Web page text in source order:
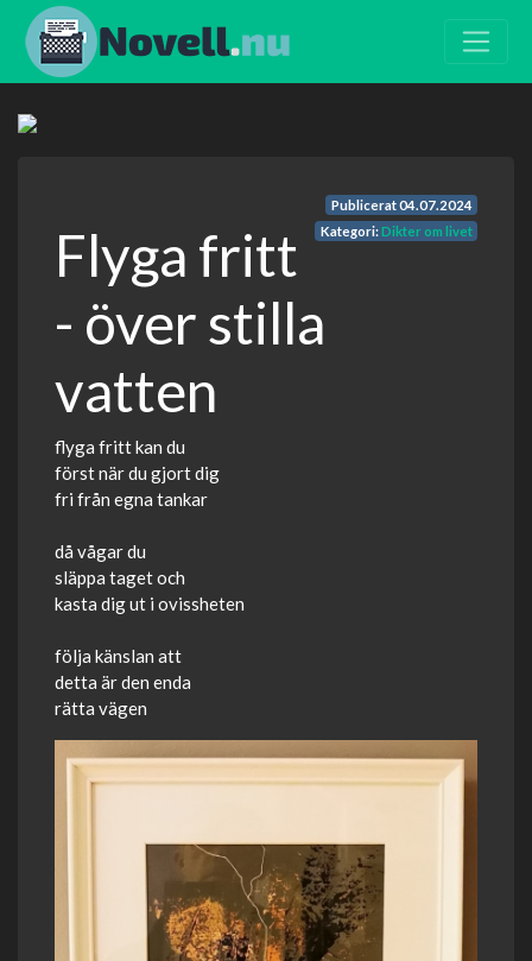
Publicerat04.07.2024
Kategori:Dikter om livet
Flyga fritt
- över stilla
vatten
flyga fritt kan du
först när du gjort dig
fri från egna tankar
då vågar du
släppa taget och
kasta dig ut i ovissheten
följa känslan att
detta är den enda
rätta vägen